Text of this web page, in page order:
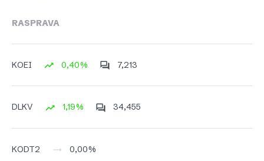
RASPRAVA
KOEI 0,40% 7,213
DLKV 1,19% 34,455
KODT2 0,00%